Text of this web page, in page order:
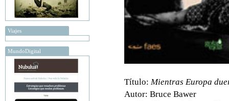
Viajes
MundoDigital
Título: Mientras Europa
Autor: Bruce Bawer